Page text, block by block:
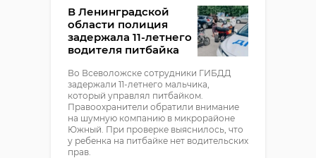
В Ленинградской
области полиция
задержала 11-летнего
водителя питбайка
Во Всеволожске сотрудники ГИБДД
задержали 11-летнего мальчика,
который управлял питбайком.
Правоохранители обратили внимание
на шумную компанию в микрорайоне
Южный. При проверке выяснилось, что
у ребенка на питбайке нет водительских
прав.